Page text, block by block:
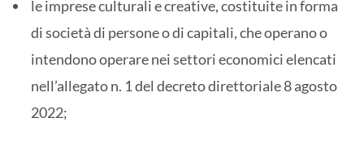
le imprese culturali e creative, costituite in forma
di società di persone o di capitali, che operano o
intendono operare nei settori economici elencati
nell’allegato n. 1 del decreto direttoriale 8 agosto
2022;